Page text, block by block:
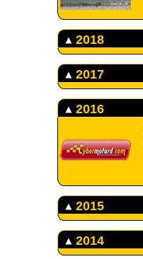
2018
2017
2016
2015
2014